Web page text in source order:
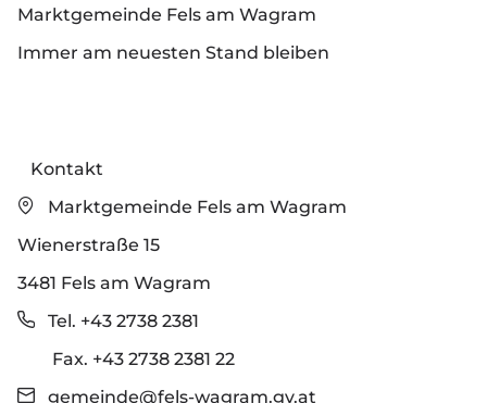
Marktgemeinde Fels am Wagram
Immer am neuesten Stand bleiben
Kontakt
Marktgemeinde Fels am Wagram
Wienerstraße 15
3481 Fels am Wagram
Tel. +43 2738 2381
Fax. +43 2738 2381 22
gemeinde@fels-wagram.gv.at